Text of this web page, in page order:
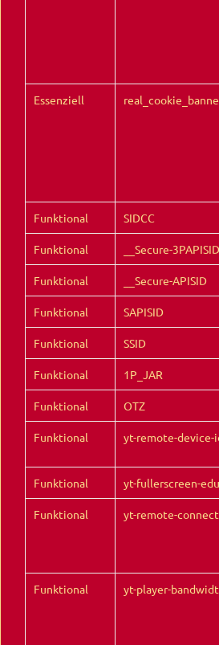
Essenziell
Funktional SIDCC
Funktional __Secure-3PAPISID
Funktional __Secure-APISID
Funktional SAPISID
Funktional SSID
Funktional 1P_JAR
Funktional OTZ
Funktional yt-remote-device-
Funktional yt-fullerscreen-
Funktional yt-remote-
Funktional yt-player-